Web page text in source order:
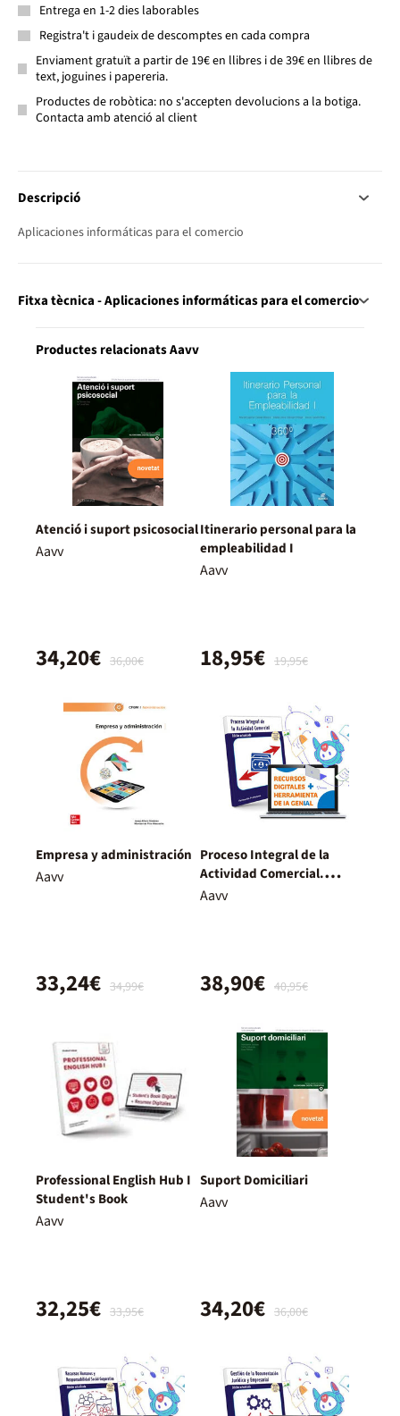
Entrega en 1-2 dies laborables
Registra't i gaudeix de descomptes en cada compra
Enviament gratuït a partir de 19€ en llibres i de 39€ en llibres de
text, joguines i papereria.
Productes de robòtica: no s'accepten devolucions a la botiga.
Contacta amb atenció al client
Descripció
Aplicaciones informáticas para el comercio
Fitxa tècnica - Aplicaciones informáticas para el comercio
Productes relacionats Aavv
Atenció i suport psicosocial
Aavv
36,00€
34,20€
Itinerario personal para la
empleabilidad I
Aavv
19,95€
18,95€
Empresa y administración
Aavv
34,99€
33,24€
Proceso Integral de la
Actividad Comercial.
Nueva Edición.
Aavv
40,95€
38,90€
Professional English Hub I
Student's Book
Aavv
33,95€
32,25€
Suport Domiciliari
Aavv
36,00€
34,20€